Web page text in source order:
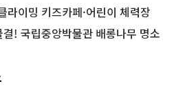
라이밍 키즈카페·어린이 체력장
! 국립중앙박물관 배롱나무 명소